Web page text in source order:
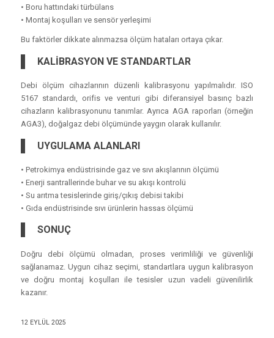
• Boru hattındaki türbülans
• Montaj koşulları ve sensör yerleşimi
Bu faktörler dikkate alınmazsa ölçüm hataları ortaya çıkar.
KALİBRASYON VE STANDARTLAR
Debi ölçüm cihazlarının düzenli kalibrasyonu yapılmalıdır. ISO
5167 standardı, orifis ve venturi gibi diferansiyel basınç bazlı
cihazların kalibrasyonunu tanımlar. Ayrıca AGA raporları (örneğin
AGA3), doğalgaz debi ölçümünde yaygın olarak kullanılır.
UYGULAMA ALANLARI
• Petrokimya endüstrisinde gaz ve sıvı akışlarının ölçümü
• Enerji santrallerinde buhar ve su akışı kontrolü
• Su arıtma tesislerinde giriş/çıkış debisi takibi
• Gıda endüstrisinde sıvı ürünlerin hassas ölçümü
SONUÇ
Doğru debi ölçümü olmadan, proses verimliliği ve güvenliği
sağlanamaz. Uygun cihaz seçimi, standartlara uygun kalibrasyon
ve doğru montaj koşulları ile tesisler uzun vadeli güvenilirlik
kazanır.
12 EYLÜL 2025